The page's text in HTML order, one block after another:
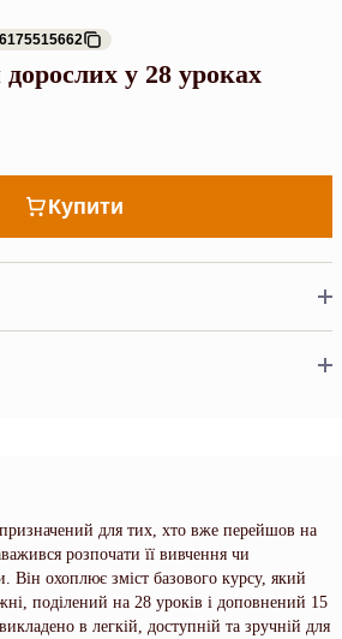
у 28 уроках
Купити
для тих, хто вже перейшов на
розпочати її вивчення чи
Він охоплює зміст базового курсу, який
поділений на 28 уроків і доповнений 15
в легкій, доступній та зручній для